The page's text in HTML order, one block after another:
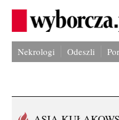
Nekrologi Odeszli